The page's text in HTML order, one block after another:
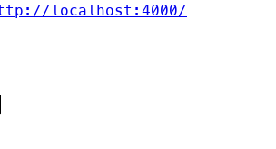
localhost:4000/